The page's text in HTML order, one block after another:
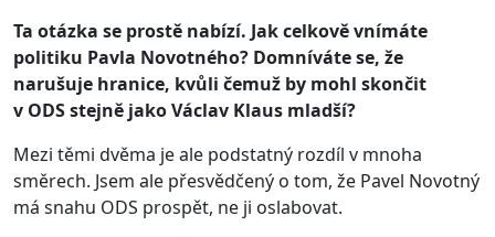
Ta otázka se prostě nabízí. Jak celkově vnímáte
politiku Pavla Novotného? Domníváte se, že
narušuje hranice, kvůli čemuž by mohl skončit
v ODS stejně jako Václav Klaus mladší?
Mezi těmi dvěma je ale podstatný rozdíl v mnoha
směrech. Jsem ale přesvědčený o tom, že Pavel Novotný
má snahu ODS prospět, ne ji oslabovat.